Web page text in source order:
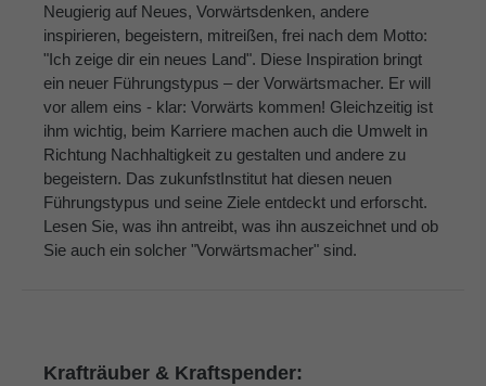
Neugierig auf Neues, Vorwärtsdenken, andere
inspirieren, begeistern, mitreißen, frei nach dem Motto:
"Ich zeige dir ein neues Land". Diese Inspiration bringt
ein neuer Führungstypus – der Vorwärtsmacher. Er will
vor allem eins - klar: Vorwärts kommen! Gleichzeitig ist
ihm wichtig, beim Karriere machen auch die Umwelt in
Richtung Nachhaltigkeit zu gestalten und andere zu
begeistern. Das zukunfstInstitut hat diesen neuen
Führungstypus und seine Ziele entdeckt und erforscht.
Lesen Sie, was ihn antreibt, was ihn auszeichnet und ob
Sie auch ein solcher "Vorwärtsmacher" sind.
Krafträuber & Kraftspender: